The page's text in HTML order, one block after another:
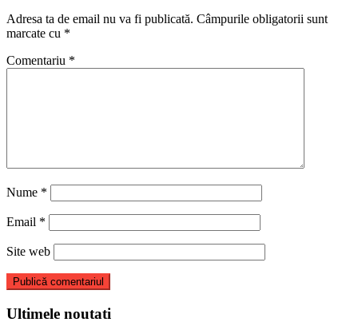
Adresa ta de email nu va fi publicată. Câmpurile obligatorii sunt
marcate cu *
Comentariu *
Nume *
Email *
Site web
Ultimele noutati